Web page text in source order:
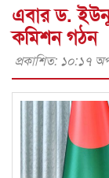
এবার ড.
কমিশন গঠন
প্রকাশিত: ১০:১৭